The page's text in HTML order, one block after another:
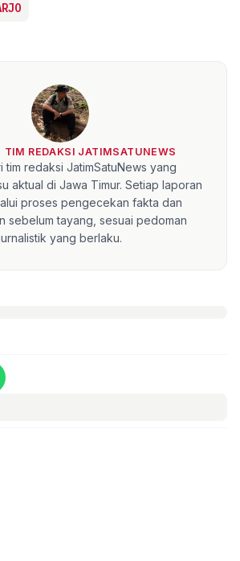
TIM REDAKSI JATIMSATUNEWS
tim redaksi JatimSatuNews yang
aktual di Jawa Timur. Setiap laporan
proses pengecekan fakta dan
sebelum tayang, sesuai pedoman
yang berlaku.